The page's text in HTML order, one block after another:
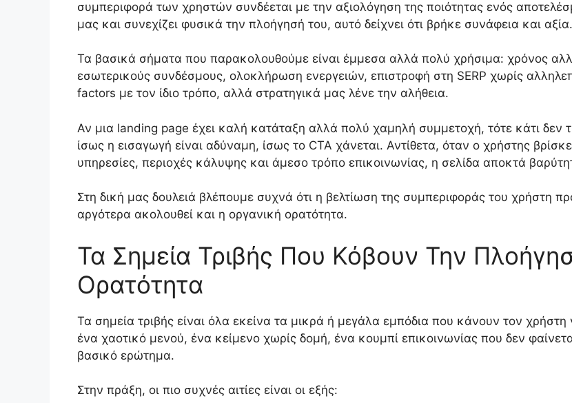
συμπεριφορά των χρηστών συνδέεται με την αξιολόγηση της ποιότητας ενός
μας και συνεχίζει φυσικά την πλοήγησή του, αυτό δείχνει ότι βρήκε συνάφεια και αξία.
Τα βασικά σήματα που παρακολουθούμε είναι έμμεσα αλλά πολύ χρήσιμα: χρόνος
εσωτερικούς συνδέσμους, ολοκλήρωση ενεργειών, επιστροφή στη SERP χωρίς
factors με τον ίδιο τρόπο, αλλά στρατηγικά μας λένε την αλήθεια.
Αν μια landing page έχει καλή κατάταξη αλλά πολύ χαμηλή συμμετοχή, τότε κάτι δεν
ίσως η εισαγωγή είναι αδύναμη, ίσως το CTA χάνεται. Αντίθετα, όταν ο χρήστης
υπηρεσίες, περιοχές κάλυψης και άμεσο τρόπο επικοινωνίας, η σελίδα αποκτά
Στη δική μας δουλειά βλέπουμε συχνά ότι η βελτίωση της συμπεριφοράς του χρήστη
αργότερα ακολουθεί και η οργανική ορατότητα.
Τα Σημεία Τριβής Που Κόβουν Την
Ορατότητα
Τα σημεία τριβής είναι όλα εκείνα τα μικρά ή μεγάλα εμπόδια που κάνουν τον
ένα χαοτικό μενού, ένα κείμενο χωρίς δομή, ένα κουμπί επικοινωνίας που δεν
βασικό ερώτημα.
Στην πράξη, οι πιο συχνές αιτίες είναι οι εξής: